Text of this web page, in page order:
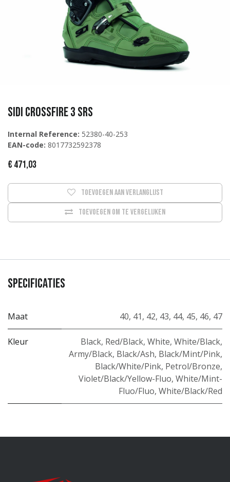
Sidi Crossfire 3 SRS
Internal Reference: 52380-40-253
EAN-code: 8017732592378
€ 471,03
Toevoegen om te vergelijken
Toevoegen aan verlanglijst
Specificaties
Maat 40, 41, 42, 43, 44, 45, 46, 47
Kleur Black, Red/Black, White, White/Black,
Army/Black, Black/Ash, Black/Mint/Pink,
Black/White/Pink, Petrol/Bronze,
Violet/Black/Yellow-Fluo, White/Mint-
Fluo/Fluo, White/Black/Red